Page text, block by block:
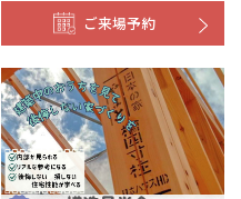
ご来場予約